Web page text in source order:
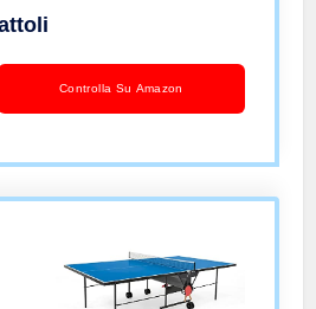
unisexControlla Su Amazon